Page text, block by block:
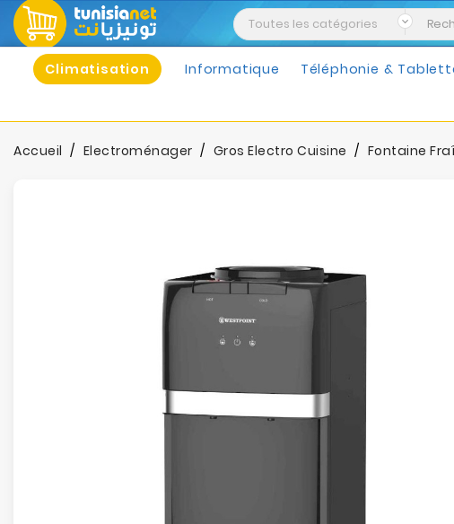
Climatisation Informatique Téléphonie &
Accueil Electroménager Gros Electro Cuisine Fontaine